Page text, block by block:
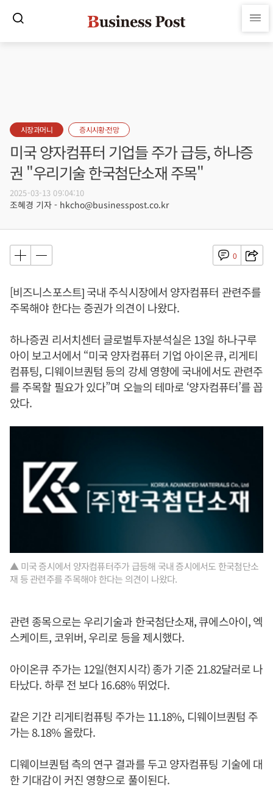
시장과머니 증시시황·전망
미국 양자컴퓨터 기업들 주가 급등, 하나증
권 "우리기술 한국첨단소재 주목"
2025-03-13 09:04:10
조혜경 기자 - hkcho@businesspost.co.kr
0
[비즈니스포스트] 국내 주식시장에서 양자컴퓨터 관련주를
주목해야 한다는 증권가 의견이 나왔다.
하나증권 리서치센터 글로벌투자분석실은 13일 하나구루
아이 보고서에서 “미국 양자컴퓨터 기업 아이온큐, 리게티
컴퓨팅, 디웨이브퀀텀 등의 강세 영향에 국내에서도 관련주
를 주목할 필요가 있다”며 오늘의 테마로 ‘양자컴퓨터’를 꼽
았다.
▲ 미국 증시에서 양자컴퓨터주가 급등해 국내 증시에서도 한국첨단소
재 등 관련주를 주목해야 한다는 의견이 나왔다.
관련 종목으로는 우리기술과 한국첨단소재, 큐에스아이, 엑
스케이트, 코위버, 우리로 등을 제시했다.
아이온큐 주가는 12일(현지시각) 종가 기준 21.82달러로 나
타났다. 하루 전 보다 16.68% 뛰었다.
같은 기간 리게티컴퓨팅 주가는 11.18%, 디웨이브퀀텀 주
가는 8.18% 올랐다.
디웨이브퀀텀 측의 연구 결과를 두고 양자컴퓨팅 기술에 대
한 기대감이 커진 영향으로 풀이된다.